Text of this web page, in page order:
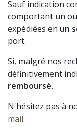
Sauf indication
comportant un
expédiées en un
port.
Si, malgré nos
définitivement
remboursé.
N'hésitez pas à
mail.